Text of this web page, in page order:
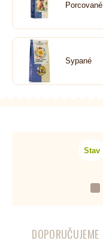
Porcované
Sypané
Stav
DOPORUČUJEME